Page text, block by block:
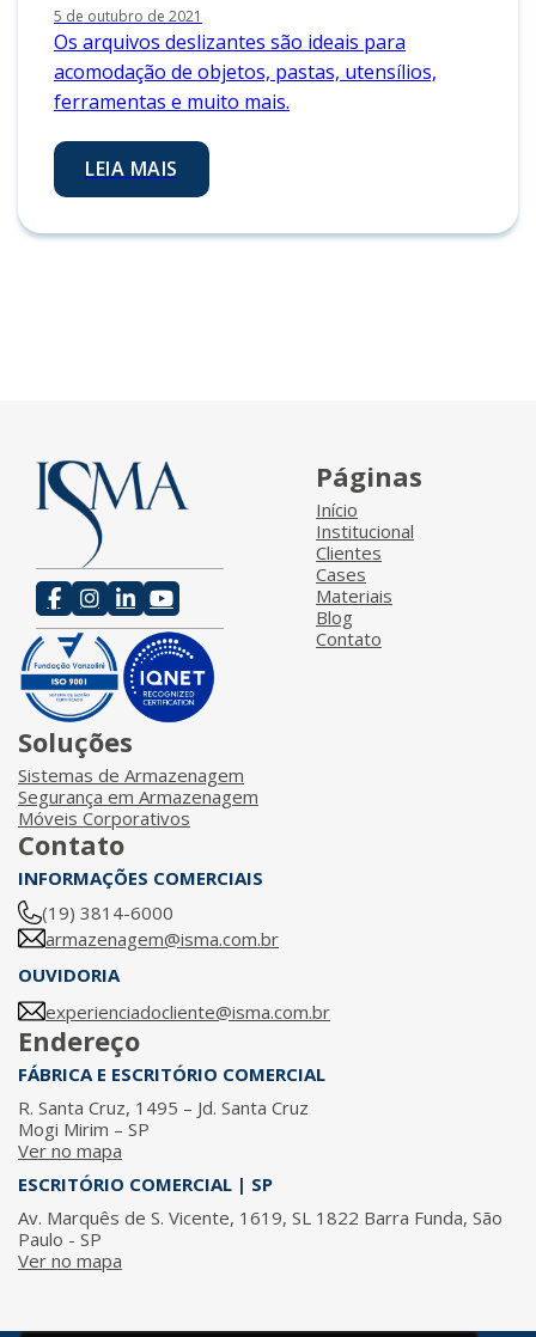
5 de outubro de 2021
Os arquivos deslizantes são ideais para
acomodação de objetos, pastas, utensílios,
ferramentas e muito mais.
LEIA MAIS
Páginas
Início
Institucional
Clientes
Cases
Materiais
Blog
Contato
Soluções
Sistemas de Armazenagem
Segurança em Armazenagem
Móveis Corporativos
Contato
INFORMAÇÕES COMERCIAIS
(19) 3814-6000
armazenagem@isma.com.br
OUVIDORIA
experienciadocliente@isma.com.br
Endereço
FÁBRICA E ESCRITÓRIO COMERCIAL
R. Santa Cruz, 1495 – Jd. Santa Cruz
Mogi Mirim – SP
Ver no mapa
ESCRITÓRIO COMERCIAL | SP
Av. Marquês de S. Vicente, 1619, SL 1822 Barra Funda, São
Paulo - SP
Ver no mapa